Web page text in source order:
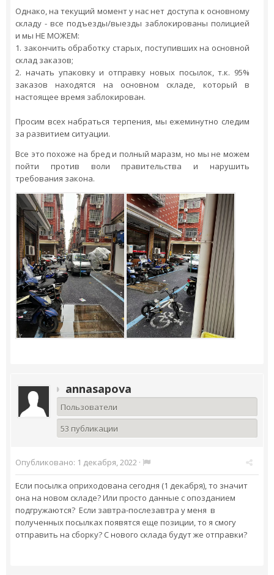
Однако, на текущий момент у нас нет доступа к основному
складу - все подъезды/выезды заблокированы полицией
и мы НЕ МОЖЕМ:
1. закончить обработку старых, поступивших на основной
склад заказов;
2. начать упаковку и отправку новых посылок, т.к. 95%
заказов находятся на основном складе, который в
настоящее время заблокирован.
Просим всех набраться терпения, мы ежеминутно следим
за развитием ситуации.
Все это похоже на бред и полный маразм, но мы не можем
пойти против воли правительства и нарушить
требования закона.
annasapova
Пользователи
53 публикации
Опубликовано: 1 декабря, 2022 ·
Если посылка оприходована сегодня (1 декабря), то значит
она на новом складе? Или просто данные с опозданием
подгружаются? Если завтра-послезавтра у меня в
полученных посылках появятся еще позиции, то я смогу
отправить на сборку? С нового склада будут же отправки?